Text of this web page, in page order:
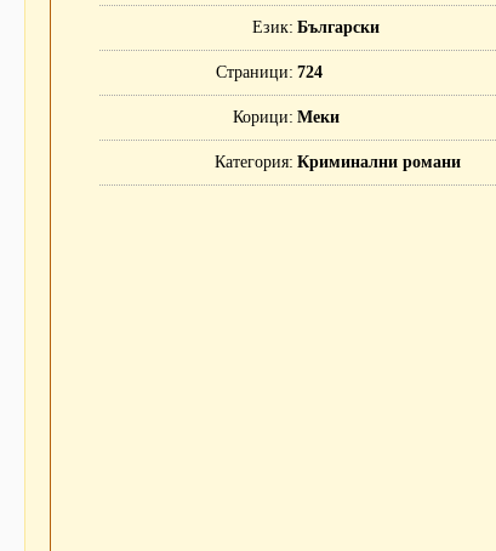
Език Български
Страници 724
Корици Меки
Категория Криминални романи